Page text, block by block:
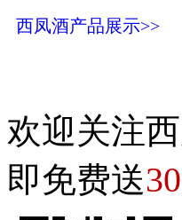
西凤酒产品展示>>
欢迎关注
即免费送